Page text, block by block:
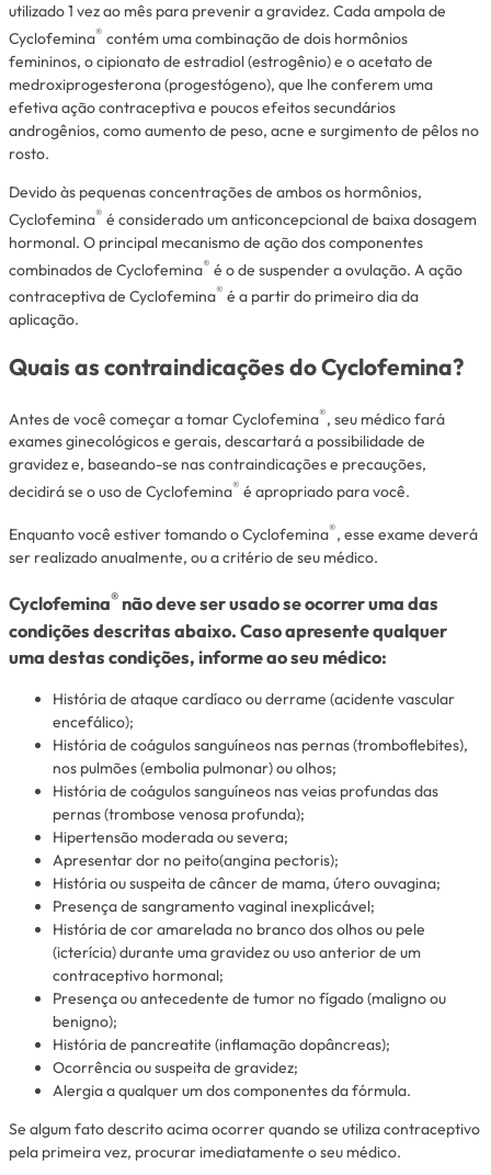
utilizado 1 vez ao mês para prevenir a gravidez. Cada ampola de
Cyclofemina® contém uma combinação de dois hormônios
femininos, o cipionato de estradiol (estrogênio) e o acetato de
medroxiprogesterona (progestógeno), que lhe conferem uma
efetiva ação contraceptiva e poucos efeitos secundários
androgênios, como aumento de peso, acne e surgimento de pêlos no
rosto.
Devido às pequenas concentrações de ambos os hormônios,
Cyclofemina® é considerado um anticoncepcional de baixa dosagem
hormonal. O principal mecanismo de ação dos componentes
combinados de Cyclofemina® é o de suspender a ovulação. A ação
contraceptiva de Cyclofemina® é a partir do primeiro dia da
aplicação.
Quais as contraindicações do Cyclofemina?
Antes de você começar a tomar Cyclofemina®, seu médico fará
exames ginecológicos e gerais, descartará a possibilidade de
gravidez e, baseando-se nas contraindicações e precauções,
decidirá se o uso de Cyclofemina® é apropriado para você.
Enquanto você estiver tomando o Cyclofemina®, esse exame deverá
ser realizado anualmente, ou a critério de seu médico.
Cyclofemina® não deve ser usado se ocorrer uma das
condições descritas abaixo. Caso apresente qualquer
uma destas condições, informe ao seu médico:
História de ataque cardíaco ou derrame (acidente vascular
encefálico);
História de coágulos sanguíneos nas pernas (tromboflebites),
nos pulmões (embolia pulmonar) ou olhos;
História de coágulos sanguíneos nas veias profundas das
pernas (trombose venosa profunda);
Hipertensão moderada ou severa;
Apresentar dor no peito(angina pectoris);
História ou suspeita de câncer de mama, útero ouvagina;
Presença de sangramento vaginal inexplicável;
História de cor amarelada no branco dos olhos ou pele
(icterícia) durante uma gravidez ou uso anterior de um
contraceptivo hormonal;
Presença ou antecedente de tumor no fígado (maligno ou
benigno);
História de pancreatite (inflamação dopâncreas);
Ocorrência ou suspeita de gravidez;
Alergia a qualquer um dos componentes da fórmula.
Se algum fato descrito acima ocorrer quando se utiliza contraceptivo
pela primeira vez, procurar imediatamente o seu médico.